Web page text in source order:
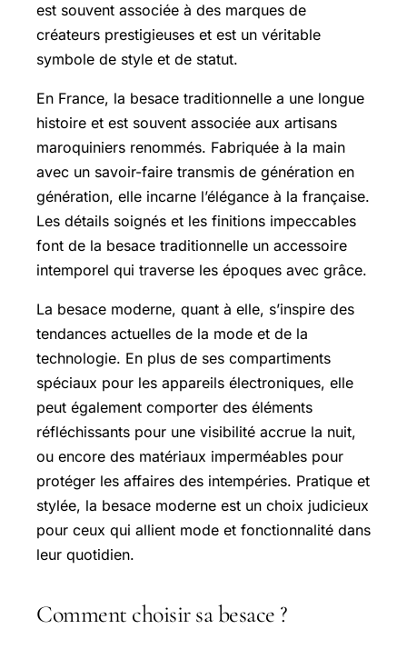
est souvent associée à des marques de
créateurs prestigieuses et est un véritable
symbole de style et de statut.
En France, la besace traditionnelle a une longue
histoire et est souvent associée aux artisans
maroquiniers renommés. Fabriquée à la main
avec un savoir-faire transmis de génération en
génération, elle incarne l’élégance à la française.
Les détails soignés et les finitions impeccables
font de la besace traditionnelle un accessoire
intemporel qui traverse les époques avec grâce.
La besace moderne, quant à elle, s’inspire des
tendances actuelles de la mode et de la
technologie. En plus de ses compartiments
spéciaux pour les appareils électroniques, elle
peut également comporter des éléments
réfléchissants pour une visibilité accrue la nuit,
ou encore des matériaux imperméables pour
protéger les affaires des intempéries. Pratique et
stylée, la besace moderne est un choix judicieux
pour ceux qui allient mode et fonctionnalité dans
leur quotidien.
Comment choisir sa besace ?